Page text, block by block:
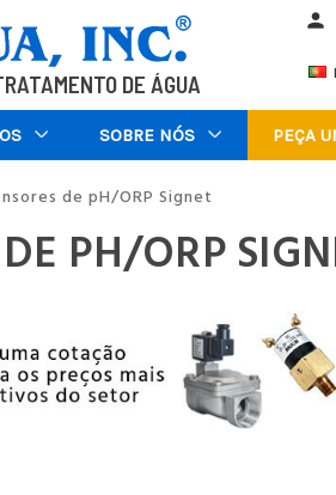
DE ÁGUA
person
SOBRE NÓS PEÇA
de pH/ORP Signet
PH/ORP